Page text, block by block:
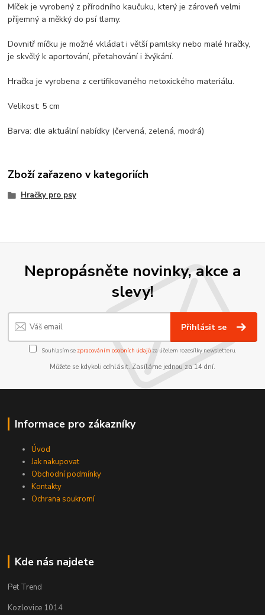
Míček je vyrobený z přírodního kaučuku, který je zároveň velmi
příjemný a měkký do psí tlamy.
Dovnitř míčku je možné vkládat i větší pamlsky nebo malé hračky,
je skvělý k aportování, přetahování i žvýkání.
Hračka je vyrobena z certifikovaného netoxického materiálu.
Velikost: 5 cm
Barva: dle aktuální nabídky (červená, zelená, modrá)
Zboží zařazeno v kategoriích
Hračky pro psy
Nepropásněte novinky, akce a
slevy!
Přihlásit se
Souhlasím se zpracováním osobních údajůza účelem rozesílky newsletteru.
Můžete se kdykoli odhlásit. Zasíláme jednou za 14 dní.
Informace pro zákazníky
Úvod
Jak nakupovat
Obchodní podmínky
Kontakty
Ochrana soukromí
Kde nás najdete
Pet Trend
Kozlovice 1014